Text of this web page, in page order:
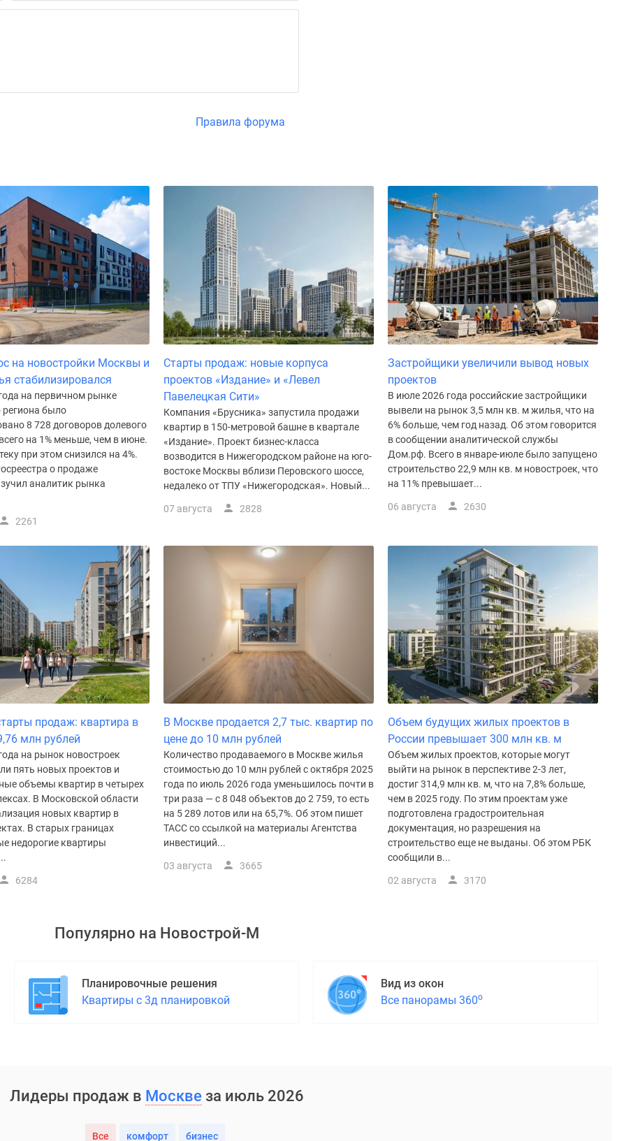
Правила форума
на новостройки Москвы и
стабилизировался
на первичном рынке
региона было
8 728 договоров долевого
на 1% меньше, чем в июне.
при этом снизился на 4%.
о продаже
аналитик рынка
2261
Старты продаж: новые корпуса
проектов «Издание» и «Левел
Павелецкая Сити»
Компания «Брусника» запустила продажи
квартир в 150-метровой башне в квартале
«Издание». Проект бизнес-класса
возводится в Нижегородском районе на юго-
востоке Москвы вблизи Перовского шоссе,
недалеко от ТПУ «Нижегородская». Новый...
07 августа 2828
Застройщики увеличили вывод новых
проектов
В июле 2026 года российские застройщики
вывели на рынок 3,5 млн кв. м жилья, что на
6% больше, чем год назад. Об этом говорится
в сообщении аналитической службы
Дом.рф. Всего в январе-июле было запущено
строительство 22,9 млн кв. м новостроек, что
на 11% превышает...
06 августа 2630
продаж: квартира в
млн рублей
на рынок новостроек
пять новых проектов и
объемы квартир в четырех
В Московской области
новых квартир в
В старых границах
недорогие квартиры
6284
В Москве продается 2,7 тыс. квартир по
цене до 10 млн рублей
Количество продаваемого в Москве жилья
стоимостью до 10 млн рублей с октября 2025
года по июль 2026 года уменьшилось почти в
три раза — с 8 048 объектов до 2 759, то есть
на 5 289 лотов или на 65,7%. Об этом пишет
ТАСС со ссылкой на материалы Агентства
инвестиций...
03 августа 3665
Объем будущих жилых проектов в
России превышает 300 млн кв. м
Объем жилых проектов, которые могут
выйти на рынок в перспективе 2-3 лет,
достиг 314,9 млн кв. м, что на 7,8% больше,
чем в 2025 году. По этим проектам уже
подготовлена градостроительная
документация, но разрешения на
строительство еще не выданы. Об этом РБК
сообщили в...
02 августа 3170
Популярно на Новострой-М
Планировочные решения
Квартиры с 3д планировкой
Вид из окон
Все панорамы 360о
Лидеры продаж в Москве за июль 2026
Все комфорт бизнес